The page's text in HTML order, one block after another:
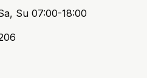
Su 07:00-18:00